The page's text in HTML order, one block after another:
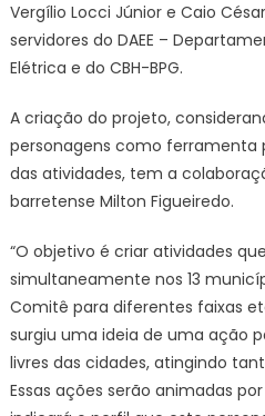
Vergílio Locci Júnior e Caio
servidores do DAEE –
Elétrica e do CBH-BPG.
A criação do projeto,
personagens como ferramenta
das atividades, tem a
barretense Milton Figueiredo.
“O objetivo é criar atividades
simultaneamente nos 13
Comitê para diferentes faixas
surgiu uma ideia de uma ação
livres das cidades, atingindo
Essas ações serão animadas